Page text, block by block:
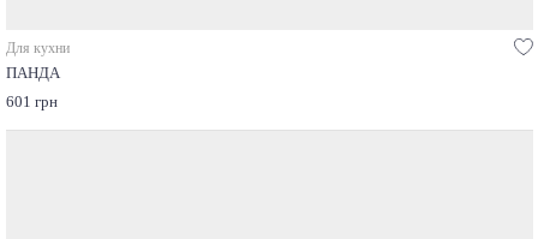
Для кухни
ПАНДА
601 грн